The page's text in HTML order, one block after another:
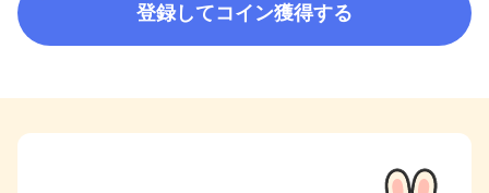
登録してコイン獲得する